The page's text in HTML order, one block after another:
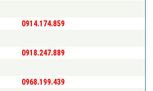
0914.174.859
0918.247.889
0968.199.439